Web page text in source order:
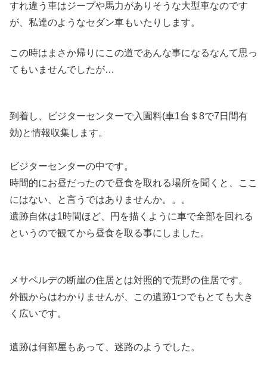
すれ違う車はジープや馬力がありそうな大型車なのです
が、私達のようなセダン車もいたりします。
この時はまさか帰りにこの道であんな事になるなんて思っ
てもいませんでしたが…
到着し、ビジターセンターで入園料(車1台＄8で7日間有
効)と情報収集します。
ビジターセンターの中です。
時間的にお昼だったので昼食を取れる場所を聞くと、ここ
にはない、と言うではありませんか。。。
遺跡自体は1時間ほど、円を描くように車で全部を回れる
というので観てから昼食を取る事にしました。
メサベルデの断崖の住居とは対照的で荒野の住居です。
外観からはわかりませんが、この遺跡1つでもとても大き
く広いです。
遺跡は何部屋もあって、迷路のようでした。